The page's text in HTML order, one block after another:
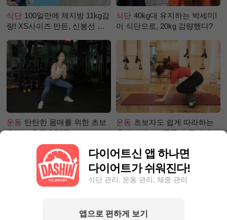
식단 100일만에 체지방 11kg감
량! XS사이즈 만든, 신봉선 식
식단 40kg대 유지하는 박세미!
이 식단으로, 20kg 감량했다?
운동 탄탄한 몸매를 위한 초보
유산소 운동 BEST!
운동 초보자도 쉽게 따라하는
홈 필라테스 - 폼롤러 종아리 알
다이어트신 앱 하나면
다이어트가 쉬워진다!
식단 관리, 운동 관리, 체중 관리
앱으로 편하게 보기